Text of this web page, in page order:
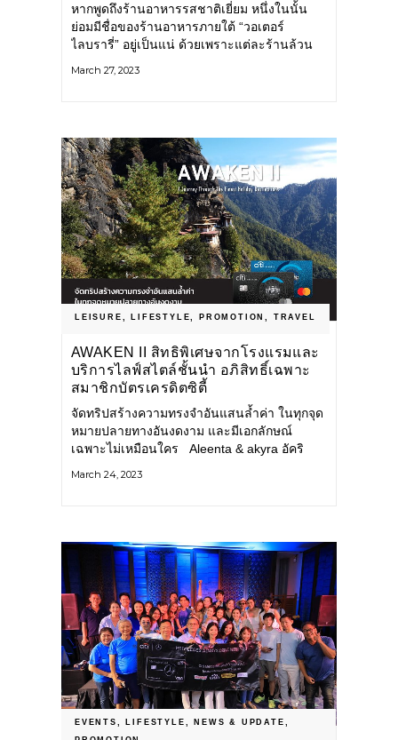
หากพูดถึงร้านอาหารรสชาติเยี่ยม หนึ่งในนั้น
ย่อมมีชื่อของร้านอาหารภายใต้ “วอเตอร์
ไลบรารี่” อยู่เป็นแน่ ด้วยเพราะแต่ละร้านล้วน
วัตถุดิบ เชฟฝีมือเยี่ยม และบรรยากาศอัน
March 27, 2023
LEISURE , LIFESTYLE, PROMOTION, TRAVEL
AWAKEN II สิทธิพิเศษจากโรงแรมและ
บริการไลฟ์สไตล์ชั้นนำ อภิสิทธิ์เฉพาะ
สมาชิกบัตรเครดิตซิตี้
จัดทริปสร้างความทรงจำอันแสนล้ำค่า ในทุกจุด
หมายปลายทางอันงดงาม และมีเอกลักษณ์
เฉพาะไม่เหมือนใคร Aleenta & akyra อัคริ
และโรงแรมบูติกหรูหรา 4 แห่งบนทำเลอันยอด
March 24, 2023
EVENTS LIFESTYLE NEWS & UPDATE